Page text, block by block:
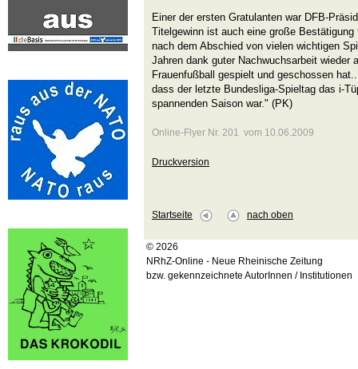
Einer der ersten Gratulanten war DFB-
Titelgewinn ist auch eine große
nach dem Abschied von vielen wichtigen
Jahren dank guter Nachwuchsarbeit wieder
Frauenfußball gespielt und geschossen
dass der letzte Bundesliga-Spieltag das i-
spannenden Saison war." (PK)
Online-Flyer Nr. 201 vom 10.06.2009
Druckversion
Startseite nach oben
© 2026
NRhZ-Online - Neue Rheinische Zeitung
bzw. gekennzeichnete AutorInnen / Institutionen